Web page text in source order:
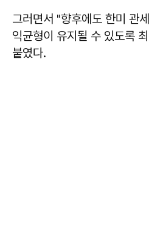
그러면서 "향후에도 한미 관
익균형이 유지될 수 있도록
붙였다.